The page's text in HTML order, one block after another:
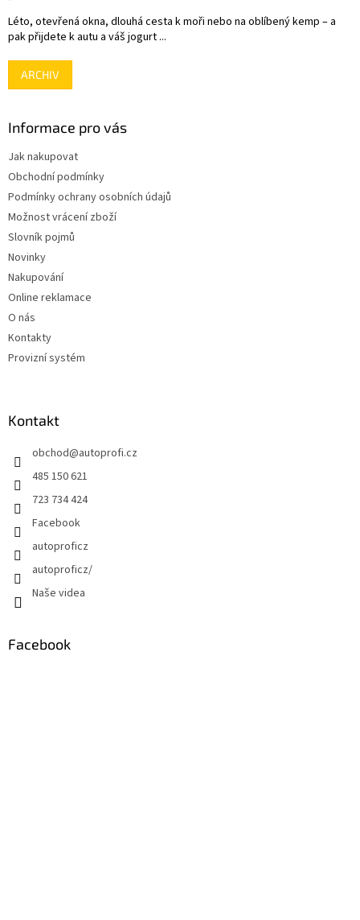
Léto, otevřená okna, dlouhá cesta k moři nebo na oblíbený kemp – a
pak přijdete k autu a váš jogurt ...
ARCHIV
Informace pro vás
Jak nakupovat
Obchodní podmínky
Podmínky ochrany osobních údajů
Možnost vrácení zboží
Slovník pojmů
Novinky
Nakupování
Online reklamace
O nás
Kontakty
Provizní systém
Kontakt
obchod@autoprofi.cz
485 150 621
723 734 424
Facebook
autoproficz
autoproficz/
Naše videa
Facebook